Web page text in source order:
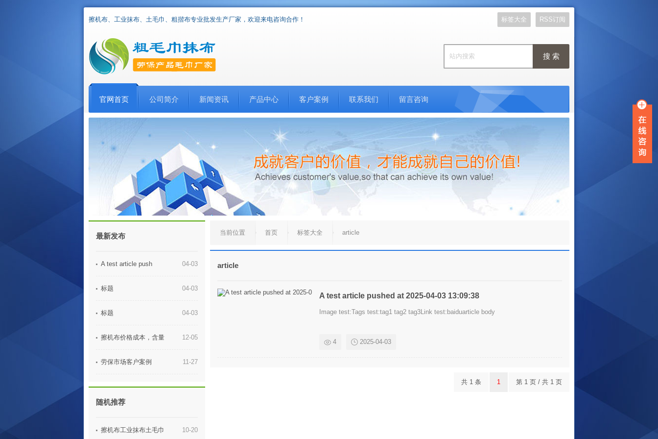
RSS订阅
标签大全
擦机布、工业抹布、土毛巾、粗揩布专业批发生产厂家，欢迎来电咨询合作！
搜 索
官网首页 公司简介 新闻资讯 产品中心 客户案例 联系我们 留言咨询
最新发布
A test article push 04-03
标题 04-03
标题 04-03
擦机布价格成本，含量 12-05
劳保市场客户案例 11-27
随机推荐
擦机布工业抹布土毛巾 10-20
当前位置 首页 标签大全 article
article
A test article pushed at 2025-04-03 13:09:38
Image test:Tags test:tag1 tag2 tag3Link test:baiduarticle body
4 2025-04-03
共 1 条 1 第 1 页 / 共 1 页